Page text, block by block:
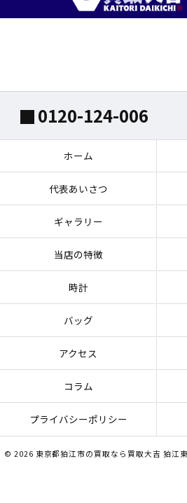
0120-124-006
ホーム
代表あいさつ
ギャラリー
当店の特徴
時計
バッグ
アクセス
コラム
プライバシーポリシー
© 2026 東京都狛江市の買取なら買取大吉 狛江